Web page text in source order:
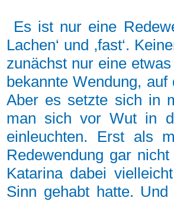
Es ist nur eine
Lachen‘ und ‚fast‘.
zunächst nur eine
bekannte Wendung,
Aber es setzte sich in
man sich vor Wut in
einleuchten. Erst als
Redewendung gar
Katarina dabei
Sinn gehabt hatte.